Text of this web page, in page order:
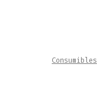
Consumibles